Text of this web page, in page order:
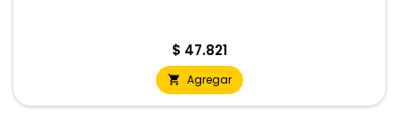
Precio
$ 47.821
 Agregar